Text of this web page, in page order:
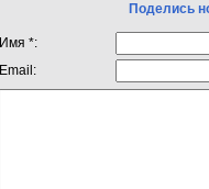
Поделись
Имя *:
Email: